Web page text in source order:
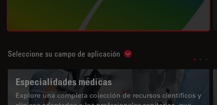
Seleccione su campo de aplicación Show subnavigation
Especialidades médicas
Explore una completa colección de recursos científicos y